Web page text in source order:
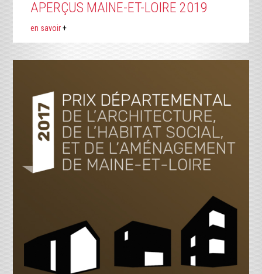
APERÇUS MAINE-ET-LOIRE 2019
en savoir+